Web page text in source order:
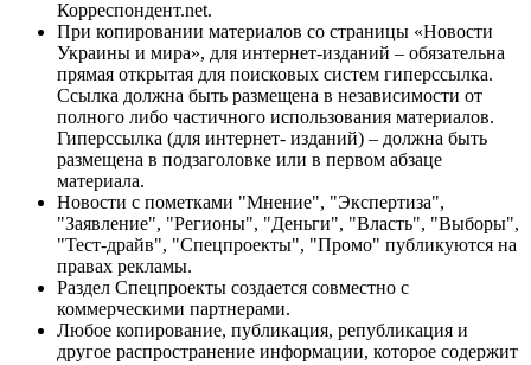
Корреспондент.net.
При копировании материалов со страницы «Новости
Украины и мира», для интернет-изданий – обязательна
прямая открытая для поисковых систем гиперссылка.
Ссылка должна быть размещена в независимости от
полного либо частичного использования материалов.
Гиперссылка (для интернет- изданий) – должна быть
размещена в подзаголовке или в первом абзаце
материала.
Новости с пометками "Мнение", "Экспертиза",
"Заявление", "Регионы", "Деньги", "Власть", "Выборы",
"Тест-драйв", "Спецпроекты", "Промо" публикуются на
правах рекламы.
Раздел Спецпроекты создается совместно с
коммерческими партнерами.
Любое копирование, публикация, републикация и
другое распространение информации, которое содержит